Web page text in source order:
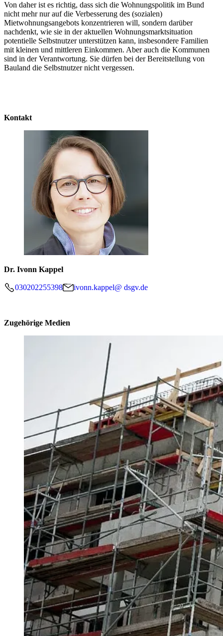
Von daher ist es richtig, dass sich die Wohnungspolitik im Bund
nicht mehr nur auf die Verbesserung des (sozialen)
Mietwohnungsangebots konzentrieren will, sondern darüber
nachdenkt, wie sie in der aktuellen Wohnungsmarktsituation
potentielle Selbstnutzer unterstützen kann, insbesondere Familien
mit kleinen und mittleren Einkommen. Aber auch die Kommunen
sind in der Verantwortung. Sie dürfen bei der Bereitstellung von
Bauland die Selbstnutzer nicht vergessen.
Kontakt
Dr. Ivonn Kappel
030202255398 ivonn.kappel@ dsgv.de
Zugehörige Medien